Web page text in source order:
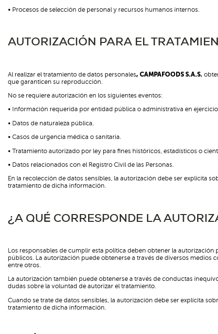
• Procesos de selección de personal y recursos humanos internos.
AUTORIZACIÓN PARA EL
Al realizar el tratamiento de datos personales, CAMPAFOODS S.A.S.
que garanticen su reproducción.
No se requiere autorización en los siguientes eventos:
• Información requerida por entidad pública o administrativa en
• Datos de naturaleza pública.
• Casos de urgencia médica o sanitaria.
• Tratamiento autorizado por ley para fines históricos, estadísticos o
• Datos relacionados con el Registro Civil de las Personas.
En la recolección de datos sensibles, la autorización debe ser explícita
tratamiento de dicha información.
¿A QUÉ CORRESPONDE LA
Los responsables de cumplir esta política deben obtener la
públicos. La autorización puede obtenerse a través de diversos
entre otros.
La autorización también puede obtenerse a través de conductas
dudas sobre la voluntad de autorizar el tratamiento.
Cuando se trate de datos sensibles, la autorización debe ser explícita
tratamiento de dicha información.